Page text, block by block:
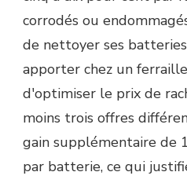
corrodés ou
de nettoyer ses
apporter chez un
d'optimiser le prix de
moins trois offres
gain supplémentaire de
par batterie, ce qui